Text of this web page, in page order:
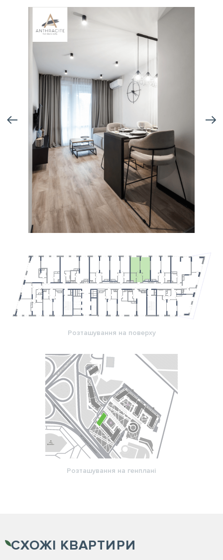
Розташування на поверху
Розташування на генплані
СХОЖІ КВАРТИРИ